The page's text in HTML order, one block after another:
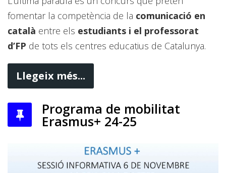
fomentar la competència de la comunicació en
català entre els estudiants i el professorat
d’FP de tots els centres educatius de Catalunya.
Llegeix més...
Programa de mobilitat
Erasmus+ 24-25